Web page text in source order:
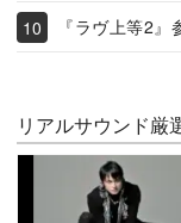
『ラヴ上等2
リアルサウンド厳